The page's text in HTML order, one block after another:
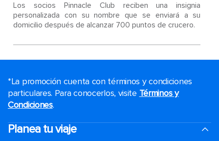
Los socios Pinnacle Club reciben una insignia
personalizada con su nombre que se enviará a su
domicilio después de alcanzar 700 puntos de crucero.
*La promoción cuenta con términos y condiciones
particulares. Para conocerlos, visite Términos y
Condiciones.
Planea tu viaje